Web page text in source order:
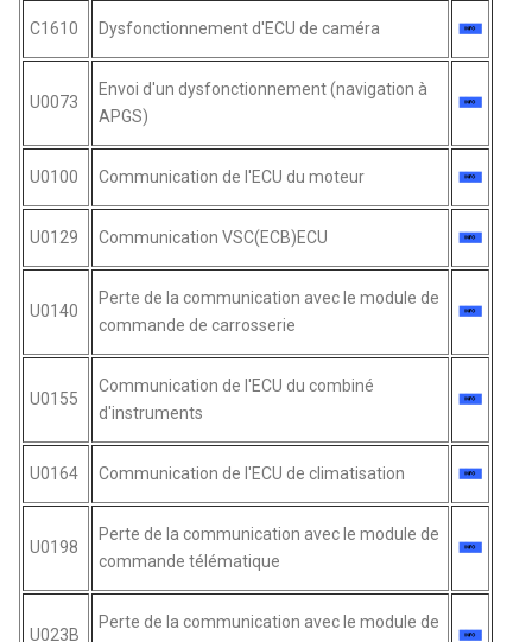
C1610 Dysfonctionnement d'ECU de caméra
U0073
Envoi d'un dysfonctionnement (navigation à
APGS)
U0100 Communication de l'ECU du moteur
U0129 Communication VSC(ECB)ECU
U0140
Perte de la communication avec le module de
commande de carrosserie
U0155
Communication de l'ECU du combiné
d'instruments
U0164 Communication de l'ECU de climatisation
U0198
Perte de la communication avec le module de
commande télématique
U023B
Perte de la communication avec le module de